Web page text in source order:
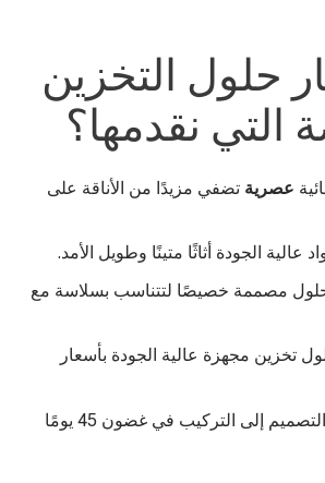
حلول التخزين
التي نقدمها؟
عصرية تضفي مزيدًا من الأناقة على
عالية الجودة أثاثًا متينًا وطويل الأمد.
مصممة خصيصًا لتتناسب بسلاسة مع
تخزين مجهزة عالية الجودة بأسعار
من التصميم إلى التركيب في غضون 45 يومًا